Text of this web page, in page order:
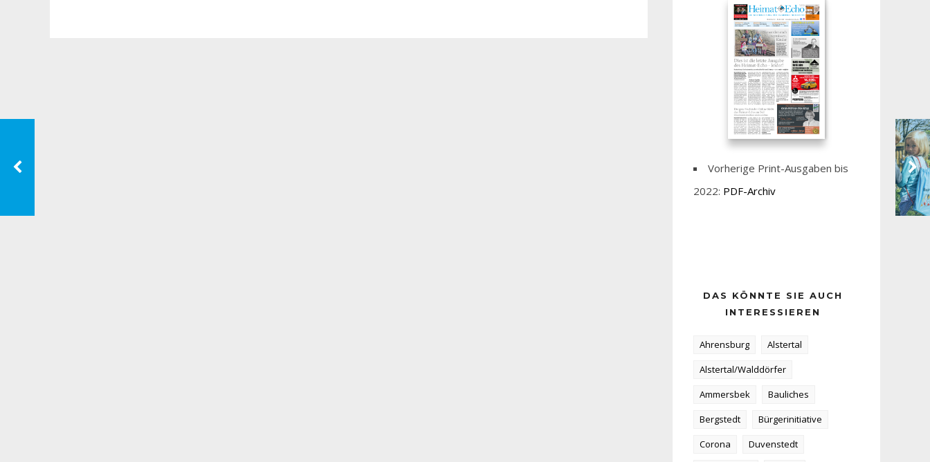
Vorherige Print-Ausgaben bis
2022: PDF-Archiv
DAS KÖNNTE SIE AUCH
INTERESSIEREN
Ahrensburg
Alstertal
Alstertal/Walddörfer
Ammersbek
Bauliches
Bergstedt
Bürgerinitiative
Corona
Duvenstedt